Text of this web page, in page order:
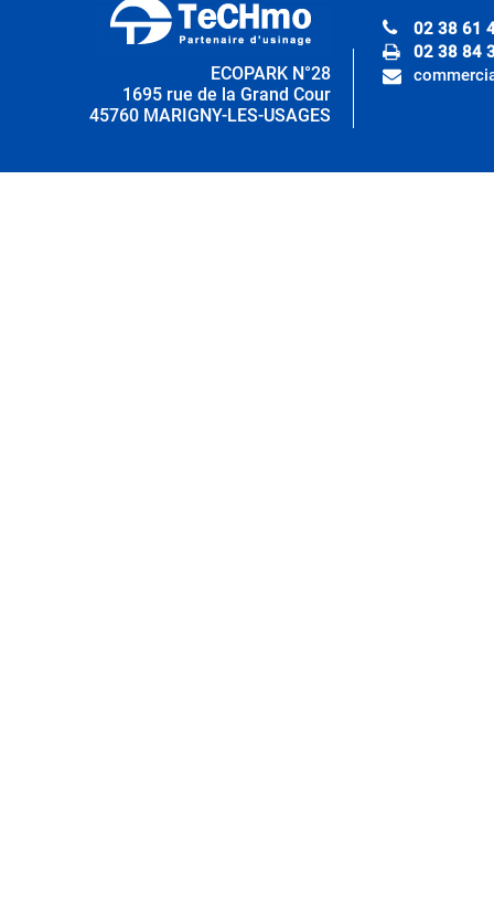
ECOPARK N°28
1695 rue de la Grand Cour
45760 MARIGNY-LES-USAGES
02 38 61
02 38 84